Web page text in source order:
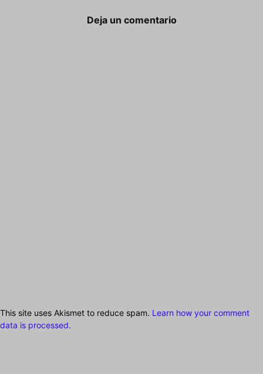
Deja un comentario
This site uses Akismet to reduce spam. Learn how your comment
data is processed.